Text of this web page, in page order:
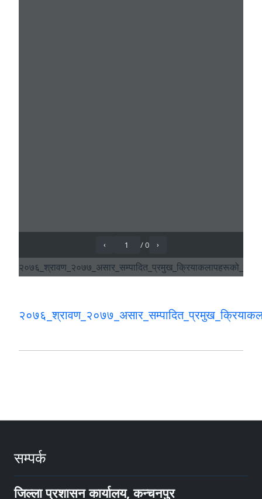
सम्पर्क
जिल्ला प्रशासन कार्यालय, कन्चनपुर